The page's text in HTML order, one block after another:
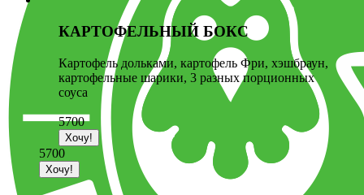
КАРТОФЕЛЬНЫЙ БОКС
Картофель дольками, картофель Фри, хэшбраун,
картофельные шарики, 3 разных порционных
соуса
5700
5700